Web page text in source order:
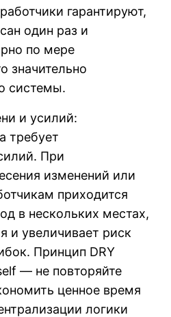
гарантируют,
один раз и
по мере
значительно
системы.
и усилий:
требует
При
изменений или
приходится
в нескольких местах,
и увеличивает риск
Принцип DRY
— не повторяйте
ценное время
логики